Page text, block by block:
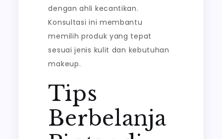
dengan ahli kecantikan.
Konsultasi ini membantu
memilih produk yang tepat
sesuai jenis kulit dan kebutuhan
makeup.
Tips
Berbelanja